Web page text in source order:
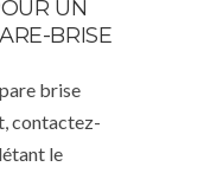
UN
BRISE
brise
contactez-
le